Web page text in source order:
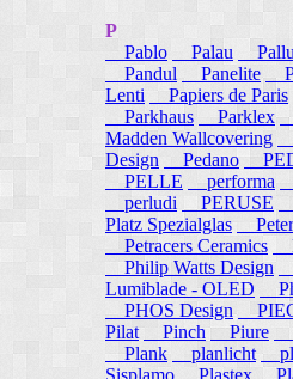
P
Pablo
Palau
Pandul
Panelite
Lenti
Papiers de Paris
Parkhaus
Parklex
Madden Wallcovering
Design
Pedano
PELLE
performa
perludi
PERUSE
Platz Spezialglas
Petracers Ceramics
Philip Watts Design
Lumiblade - OLED
PHOS Design
Pilat
Pinch Piure
Plank
planlicht